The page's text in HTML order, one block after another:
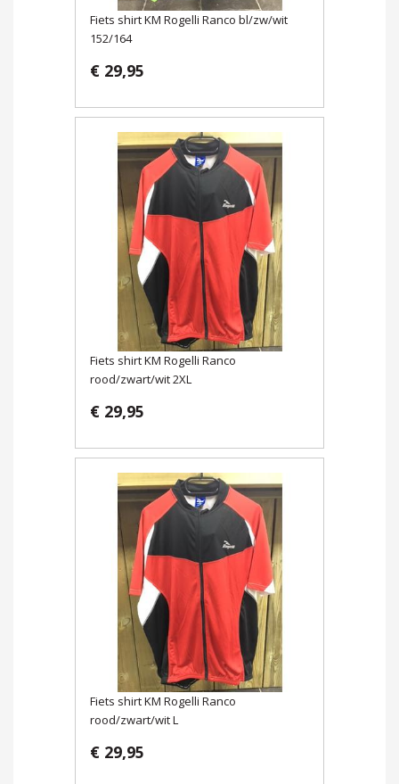
Fiets shirt KM Rogelli Ranco bl/zw/wit
152/164
€ 29,95
Fiets shirt KM Rogelli Ranco
rood/zwart/wit 2XL
€ 29,95
Fiets shirt KM Rogelli Ranco
rood/zwart/wit L
€ 29,95